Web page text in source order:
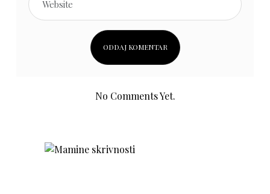
No Comments Yet.